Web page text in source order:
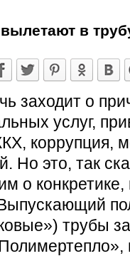
в
заходит о
услуг,
коррупция,
Но это, так
о
трубы